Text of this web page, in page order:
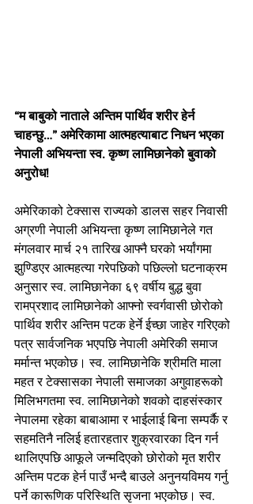
“म बाबुको नाताले अन्तिम पार्थिव शरीर हेर्न
चाहन्छु…” अमेरिकामा आत्महत्याबाट निधन भएका
नेपाली अभियन्ता स्व. कृष्ण लामिछानेको बुवाको
अनुरोध!
अमेरिकाको टेक्सास राज्यको डालस सहर निवासी
अग्रणी नेपाली अभियन्ता कृष्ण लामिछानेले गत
मंगलवार मार्च २१ तारिख आफ्नै घरको भर्यांगमा
झुण्डिएर आत्महत्या गरेपछिको पछिल्लो घटनाक्रम
अनुसार स्व. लामिछानेका ६९ वर्षीय बुद्ध बुवा
रामप्रशाद लामिछानेको आफ्नो स्वर्गवासी छोरोको
पार्थिव शरीर अन्तिम पटक हेर्ने ईच्छा जाहेर गरिएको
पत्र सार्वजनिक भएपछि नेपाली अमेरिकी समाज
मर्मान्त भएकोछ। स्व. लामिछानेकि श्रीमति माला
महत र टेक्सासका नेपाली समाजका अगुवाहरूको
मिलिभगतमा स्व. लामिछानेको शवको दाहसंस्कार
नेपालमा रहेका बाबाआमा र भाईलाई बिना सम्पर्कै र
सहमतिनै नलिई हतारहतार शुक्रवारका दिन गर्न
थालिएपछि आफूले जन्मदिएको छोरोको मृत शरीर
अन्तिम पटक हेर्न पाउँ भन्दै बाउले अनुनयविमय गर्नु
पर्ने कारूणिक परिस्थिति सृजना भएकोछ। स्व.